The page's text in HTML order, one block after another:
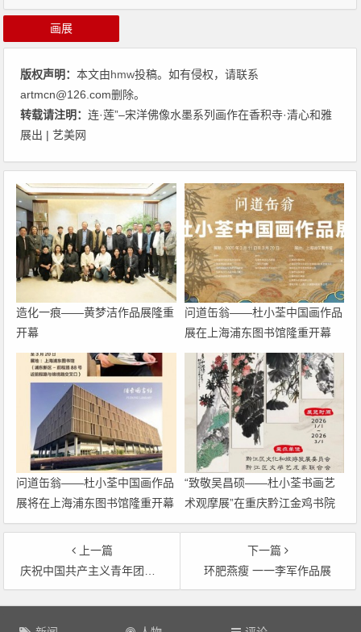
画展
版权声明：本文由hmw投稿。如有侵权，请联系
artmcn@126.com删除。
转载请注明：连·莲”–宋洋佛像水墨系列画作在香积寺·清心和雅
展出 | 艺美网
造化一痕——黄梦洁作品展隆重
开幕
问道缶翁——杜小荃中国画作品
展在上海浦东图书馆隆重开幕
问道缶翁——杜小荃中国画作品
展将在上海浦东图书馆隆重开幕
“致敬吴昌硕——杜小荃书画艺
术观摩展”在重庆黔江金鸡书院
启幕
上一篇
庆祝中国共产主义青年团成立100周年山东省青年摄影作品展
下一篇
环肥燕瘦 一一李军作品展
文